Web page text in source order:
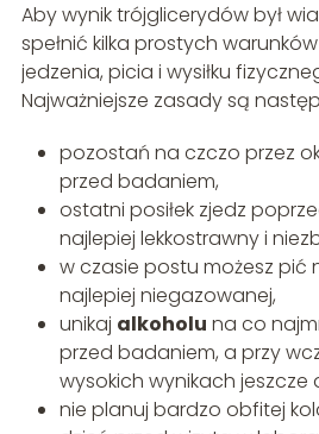
Aby wynik trójglicerydów był
spełnić kilka prostych
jedzenia, picia i wysiłku
Najważniejsze zasady są
pozostań na czczo przez
przed badaniem,
ostatni posiłek zjedz
najlepiej lekkostrawny i
w czasie postu możesz pić
najlepiej niegazowanej,
unikaj alkoholu na co
przed badaniem, a przy
wysokich wynikach jeszcze
nie planuj bardzo obfitej